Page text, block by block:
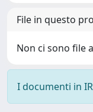
File in questo
Non ci sono file
I documenti in